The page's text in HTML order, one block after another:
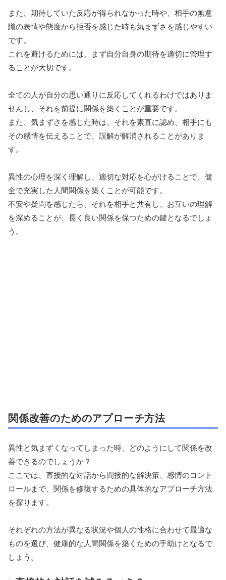
また、期待していた反応が得られなかった時や、相手の無意
識の表情や態度から拒否を感じた時も気まずさを感じやすい
です。
これを避けるためには、まず自分自身の期待を適切に管理す
ることが大切です。
全ての人が自分の思い通りに反応してくれるわけではありま
せんし、それを前提に関係を築くことが重要です。
また、気まずさを感じた時は、それを素直に認め、相手にも
その感情を伝えることで、誤解が解消されることがありま
す。
異性の心理を深く理解し、適切な対応を心がけることで、健
全で充実した人間関係を築くことが可能です。
不安や疑問を感じたら、それを相手と共有し、お互いの理解
を深めることが、長く良い関係を保つための鍵となるでしょ
う。
関係改善のためのアプローチ方法
異性と気まずくなってしまった時、どのようにして関係を改
善できるのでしょうか？
ここでは、直接的な対話から間接的な解決策、感情のコント
ロールまで、関係を修復するための具体的なアプローチ方法
を探ります。
それぞれの方法が異なる状況や個人の性格に合わせて最適な
ものを選び、健康的な人間関係を築くための手助けとなるで
しょう。